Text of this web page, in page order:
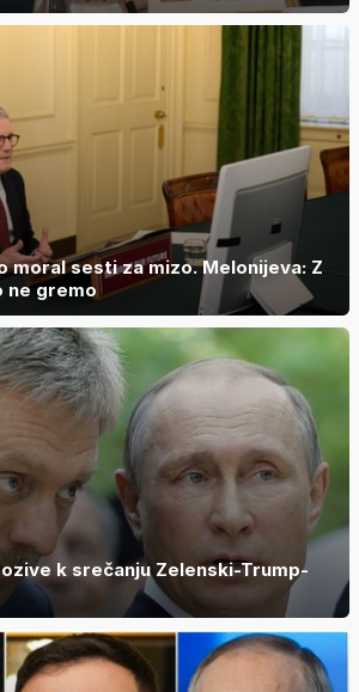
moral sesti za mizo. Melonijeva: Z
ne gremo
k srečanju Zelenski-Trump-